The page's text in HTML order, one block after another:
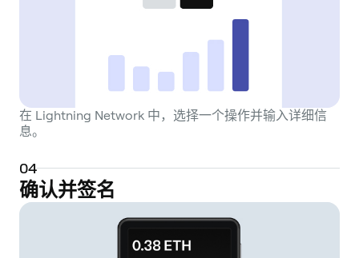
在 Lightning Network 中，选择一个操作并输入详细信
息。
04
确认并签名